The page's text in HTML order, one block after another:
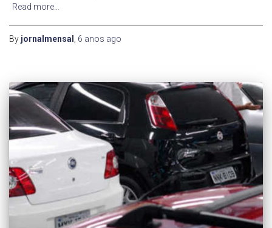
Read more…
By jornalmensal 6 anos ago